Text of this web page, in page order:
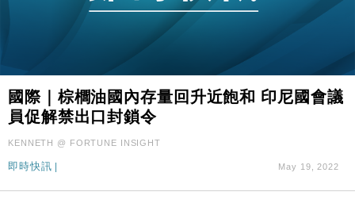
國際｜棕櫚油國內存量回升近飽和 印尼國會議
員促解禁出口封鎖令
KENNETH @ FORTUNE INSIGHT
即時快訊 | May 19, 2022